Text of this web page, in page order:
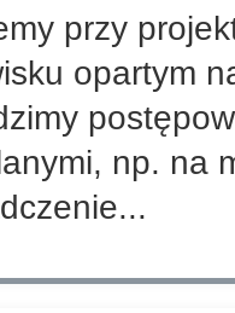
przy
opartym
np. na